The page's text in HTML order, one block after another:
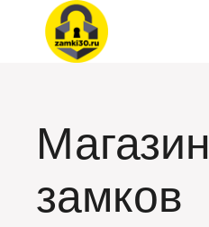
Перейти
содержимому
Магазин
замков